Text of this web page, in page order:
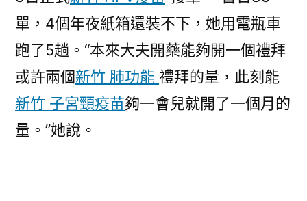
單，4個年夜紙箱還裝不下，她用電瓶車
跑了5趟。“本來大夫開藥能夠開一個禮拜
或許兩個新竹 肺功能 禮拜的量，此刻能
新竹 子宮頸疫苗夠一會兒就開了一個月的
量。”她說。